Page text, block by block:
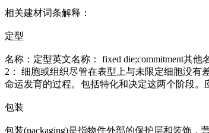
相关建材词条解释：
定型
名称：定型英文名称： fixed die;commitment其
2： 细胞或组织尽管在表型上与未限定细胞没有
命运发育的过程。包括特化和决定这两个阶段。
包装
包装(packaging)是指物件外部的保护层和装饰